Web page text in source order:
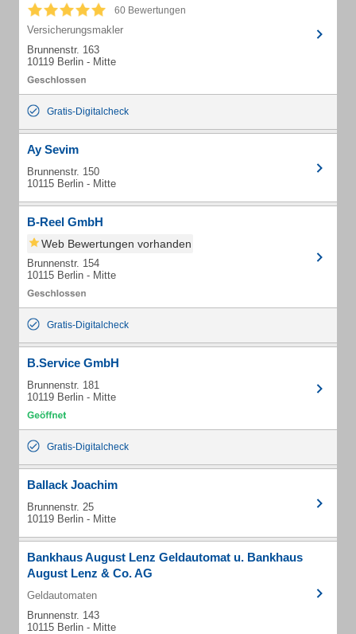
60 Bewertungen
Versicherungsmakler
Brunnenstr. 163
10119 Berlin - Mitte
Gratis-Digitalcheck
Ay Sevim
Brunnenstr. 150
10115 Berlin - Mitte
B-Reel GmbH
Web Bewertungen vorhanden
Brunnenstr. 154
10115 Berlin - Mitte
Gratis-Digitalcheck
B.Service GmbH
Brunnenstr. 181
10119 Berlin - Mitte
Gratis-Digitalcheck
Ballack Joachim
Brunnenstr. 25
10119 Berlin - Mitte
Bankhaus August Lenz Geldautomat u. Bankhaus
August Lenz & Co. AG
Geldautomaten
Brunnenstr. 143
10115 Berlin - Mitte